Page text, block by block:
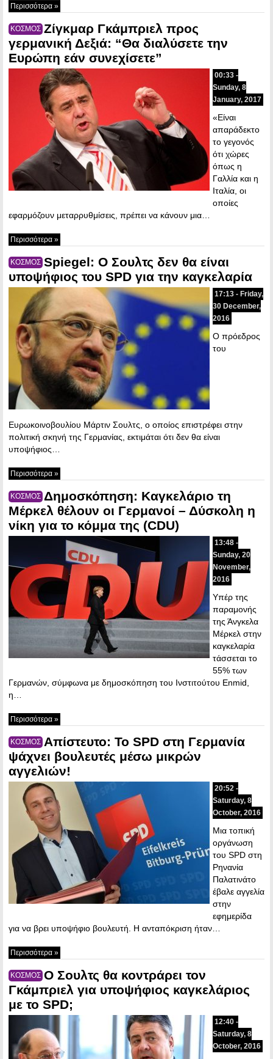
Περισσότερα »
ΚΟΣΜΟΣ Ζίγκμαρ Γκάμπριελ προς
γερμανική Δεξιά: “Θα διαλύσετε την
Ευρώπη εάν συνεχίσετε”
00:33 -
Sunday, 8
January, 2017
«Είναι
απαράδεκτο
το γεγονός
ότι χώρες
όπως η
Γαλλία και η
Ιταλία, οι
οποίες
εφαρμόζουν μεταρρυθμίσεις, πρέπει να κάνουν μια…
Περισσότερα »
ΚΟΣΜΟΣ Spiegel: Ο Σουλτς δεν θα είναι
υποψήφιος του SPD για την καγκελαρία
17:13 - Friday,
30 December,
2016
Ο πρόεδρος
του
Ευρωκοινοβουλίου Μάρτιν Σουλτς, ο οποίος επιστρέφει στην
πολιτική σκηνή της Γερμανίας, εκτιμάται ότι δεν θα είναι
υποψήφιος…
Περισσότερα »
ΚΟΣΜΟΣ Δημοσκόπηση: Καγκελάριο τη
Μέρκελ θέλουν οι Γερμανοί – Δύσκολη η
νίκη για το κόμμα της (CDU)
13:48 -
Sunday, 20
November,
2016
Υπέρ της
παραμονής
της Άνγκελα
Μέρκελ στην
καγκελαρία
τάσσεται το
55% των
Γερμανών, σύμφωνα με δημοσκόπηση του Ινστιτούτου Enmid,
η…
Περισσότερα »
ΚΟΣΜΟΣ Απίστευτο: Το SPD στη Γερμανία
ψάχνει βουλευτές μέσω μικρών
αγγελιών!
20:52 -
Saturday, 8
October, 2016
Μια τοπική
οργάνωση
του SPD στη
Ρηνανία
Παλατινάτο
έβαλε αγγελία
στην
εφημερίδα
για να βρει υποψήφιο βουλευτή. Η ανταπόκριση ήταν…
Περισσότερα »
ΚΟΣΜΟΣ Ο Σουλτς θα κοντράρει τον
Γκάμπριελ για υποψήφιος καγκελάριος
με το SPD;
12:40 -
Saturday, 8
October, 2016